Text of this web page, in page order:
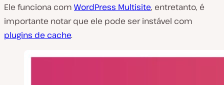
Ele funciona com WordPress Multisite, entretanto, é
importante notar que ele pode ser instável com
plugins de cache.